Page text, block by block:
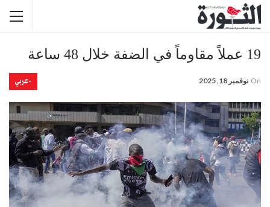
19 عملاً مقاوماً في الضفة خلال 48 ساعة
-عربي On نوفمبر 18, 2025